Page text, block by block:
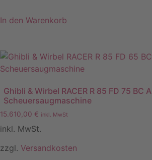
In den Warenkorb
Ghibli & Wirbel RACER R 85 FD 75 BC
Scheuersaugmaschine
15.610,00 € inkl. MwSt
inkl. MwSt.
zzgl. Versandkosten